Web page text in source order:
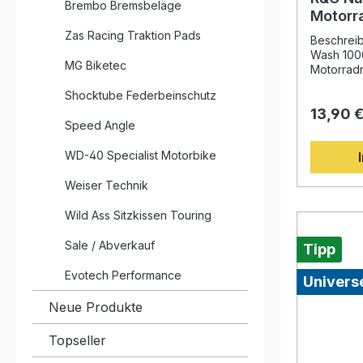
Brembo Bremsbeläge
Zas Racing Traktion Pads
MG Biketec
Shocktube Federbeinschutz
Speed Angle
WD-40 Specialist Motorbike
Weiser Technik
Wild Ass Sitzkissen Touring
Sale / Abverkauf
Evotech Performance
Neue Produkte
Topseller
Saubere
Offroad-Nutzung
Dry
Wash
und
Dank
Reiniger
universell
Schmutz Biologisch abbaubare Formel
–
13,90
Tipp